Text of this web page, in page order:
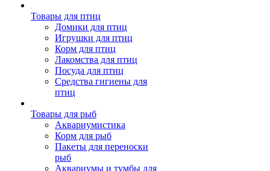
Товары для птиц
Домики для птиц
Игрушки для птиц
Корм для птиц
Лакомства для птиц
Посуда для птиц
Средства гигиены для
птиц
Товары для рыб
Аквариумистика
Корм для рыб
Пакеты для переноски
рыб
Аквариумы и тумбы для